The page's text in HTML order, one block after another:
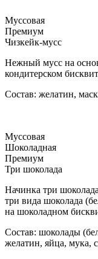
Муссовая
Премиум
Чизкейк-мусс
Нежный мусс на
кондитерском
Состав: желатин,
Муссовая
Шоколадная
Премиум
Три шоколада
Начинка три
три вида шоколада
на шоколадном
Состав: шоколады
желатин, яйца, мука,